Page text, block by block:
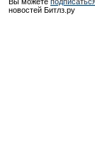
новостей Битлз.ру